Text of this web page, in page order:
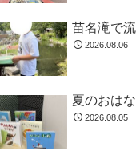
苗名滝で
2026.08.06
夏のおは
2026.08.05